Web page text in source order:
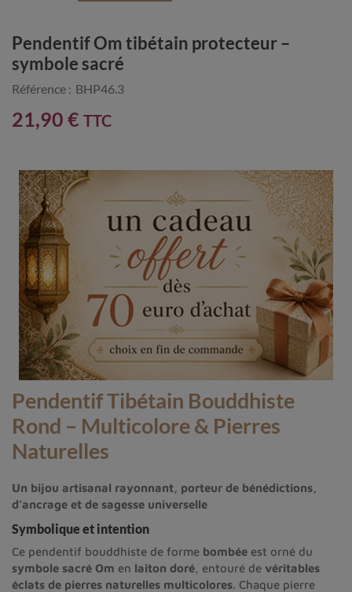
Pendentif Om tibétain protecteur –
symbole sacré
Référence : BHP46.3
21,90 € TTC
Pendentif Tibétain Bouddhiste
Rond – Multicolore & Pierres
Naturelles
Un bijou artisanal rayonnant, porteur de bénédictions,
d’ancrage et de sagesse universelle
Symbolique et intention
Ce pendentif bouddhiste de forme bombée est orné du
symbole sacré Om en laiton doré , entouré de véritables
éclats de pierres naturelles multicolores. Chaque pierre